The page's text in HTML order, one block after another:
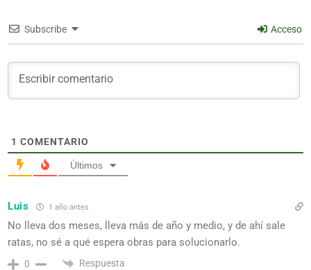
Subscribe Acceso
1 COMENTARIO
Últimos
Luis 1 año antes
No lleva dos meses, lleva más de año y medio, y de ahí sale
ratas, no sé a qué espera obras para solucionarlo.
0 Respuesta